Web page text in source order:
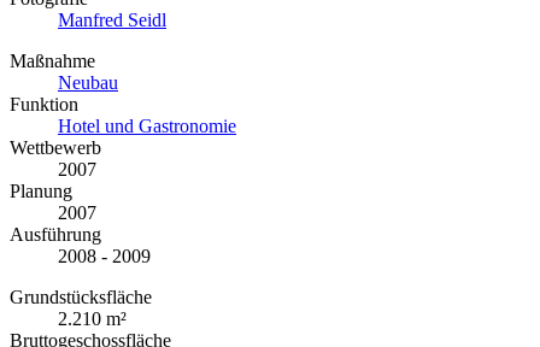
Manfred Seidl
Maßnahme
Neubau
Funktion
Hotel und Gastronomie
Wettbewerb
2007
Planung
2007
Ausführung
2008 - 2009
Grundstücksfläche
2.210 m²
Bruttogeschossfläche